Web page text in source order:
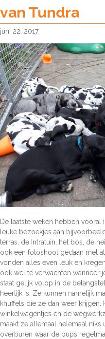
van Tundra
juni 22, 2017
De laatste weken hebben vooral
leuke bezoekjes aan
terras, de Intratuin, het bos, de
ook een fotoshoot gedaan met
vonden alles even leuk en
ook wel te verwachten wanneer
staat gelijk volop in de
heerlijk is. Ze kunnen namelijk
knuffels die ze dan weer krijgen.
winkelwagentjes en de
maakt ze allemaal helemaal
overburen waar de pups